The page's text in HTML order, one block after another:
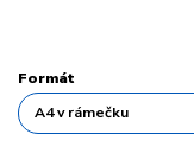
Formát